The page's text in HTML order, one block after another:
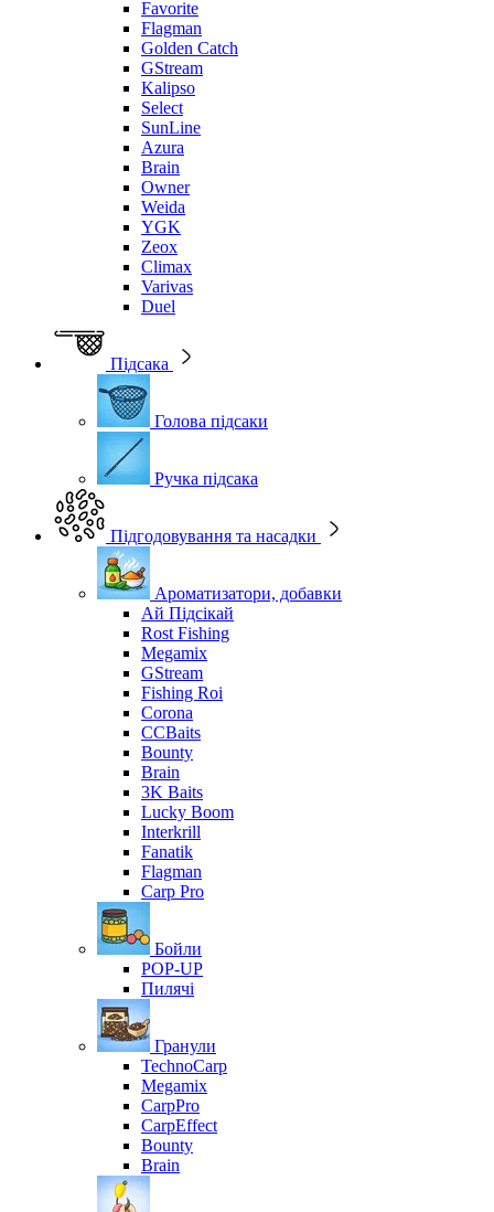
Favorite
Flagman
Golden Catch
GStream
Kalipso
Select
SunLine
Azura
Brain
Owner
Weida
YGK
Zeox
Climax
Varivas
Duel
Підсака
Голова підсаки
Ручка підсака
Підгодовування та насадки
Ароматизатори, добавки
Ай Підсікай
Rost Fishing
Megamix
GStream
Fishing Roi
Corona
CCBaits
Bounty
Brain
3K Baits
Lucky Boom
Interkrill
Fanatik
Flagman
Carp Pro
Бойли
POP-UP
Пилячі
Гранули
TechnoCarp
Megamix
CarpPro
CarpEffect
Bounty
Brain